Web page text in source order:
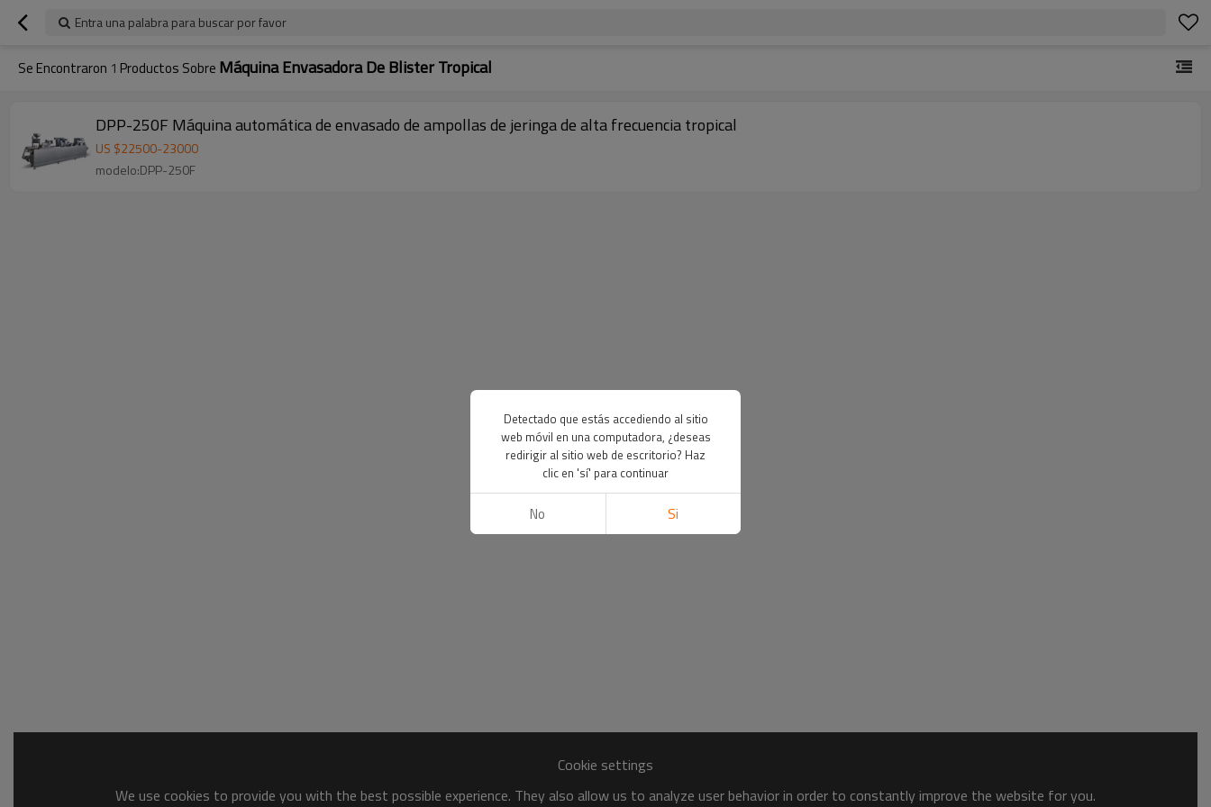
Entra una palabra para buscar por favor
Se Encontraron 1 Productos Sobre Máquina Envasadora De Blister Tropical
DPP-250F Máquina automática de envasado de ampollas de jeringa de alta frecuencia tropical
US $22500-23000
modelo:DPP-250F
Cookie settings
We use cookies to provide you with the best possible experience. They also allow us to analyze user behavior in order to constantly improve the website for you.
Detectado que estás accediendo al sitio
web móvil en una computadora, ¿deseas
redirigir al sitio web de escritorio? Haz
clic en 'sí' para continuar
No Si